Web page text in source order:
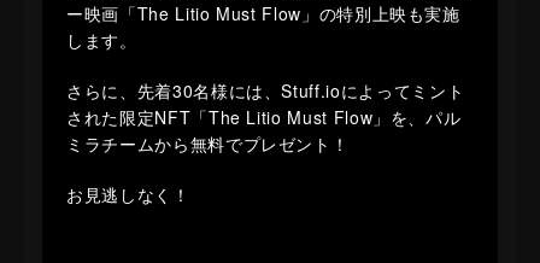
ー映画「The Litio Must Flow」の特別上映も実施
します。
​さらに、先着30名様には、Stuff.ioによってミント
された限定NFT「The Litio Must Flow」を、パル
ミラチームから無料でプレゼント！
​お見逃しなく！